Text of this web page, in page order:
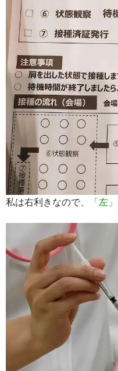
私は右利きなので、 「左」